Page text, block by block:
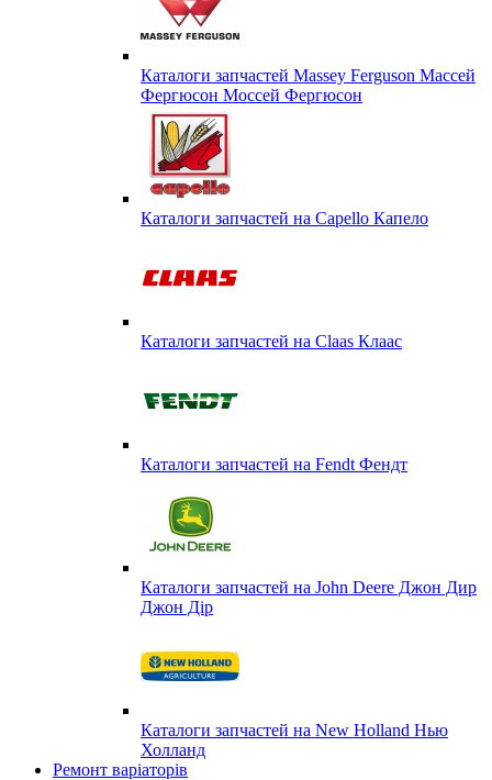
Каталоги запчастей Massey Ferguson Массей
Фергюсон Моссей Фергюсон
Каталоги запчастей на Capello Капело
Каталоги запчастей на Claas Клаас
Каталоги запчастей на Fendt Фендт
Каталоги запчастей на John Deere Джон Дир
Джон Дір
Каталоги запчастей на New Holland Нью
Холланд
Ремонт варіаторів